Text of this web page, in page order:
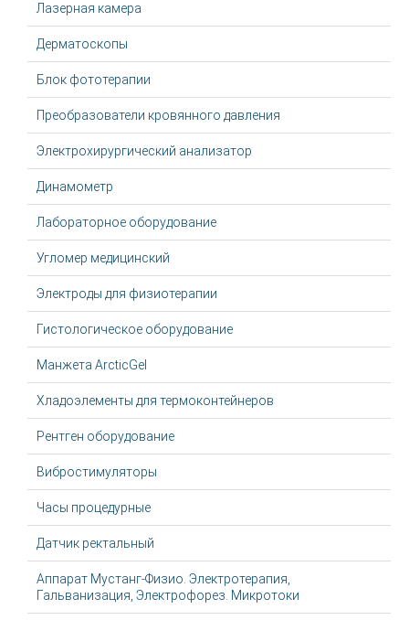
Лазерная камера
Дерматоскопы
Блок фототерапии
Преобразователи кровянного давления
Электрохирургический анализатор
Динамометр
Лабораторное оборудование
Угломер медицинский
Электроды для физиотерапии
Гистологическое оборудование
Манжета ArcticGel
Хладоэлементы для термоконтейнеров
Рентген оборудование
Вибростимуляторы
Часы процедурные
Датчик ректальный
Аппарат Мустанг-Физио. Электротерапия,
Гальванизация, Электрофорез. Микротоки